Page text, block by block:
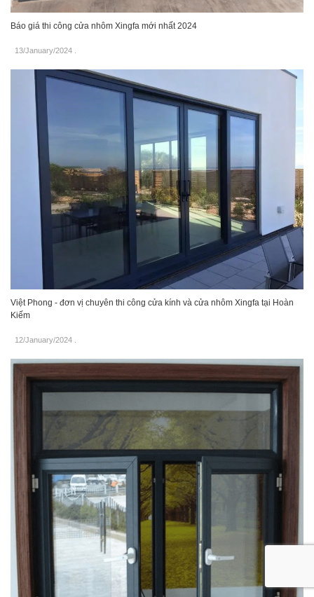
Báo giá thi công cửa nhôm Xingfa mới nhất 2024
13/January/2024
Việt Phong - đơn vị chuyên thi công cửa kính và cửa nhôm Xingfa tại Hoàn
Kiếm
12/January/2024